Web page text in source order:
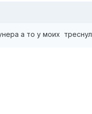
а то у моих